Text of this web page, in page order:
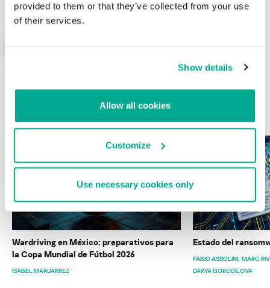
provided to them or that they’ve collected from your use
of their services.
Show details
Allow all cookies
Customize
Use necessary cookies only
ÚLTIMAS PUBLICACIONES
Wardriving en México: preparativos para
la Copa Mundial de Fútbol 2026
ISABEL MANJARREZ
Estado del
FABIO ASSOLINI MARC
DARYA GORODILOVA